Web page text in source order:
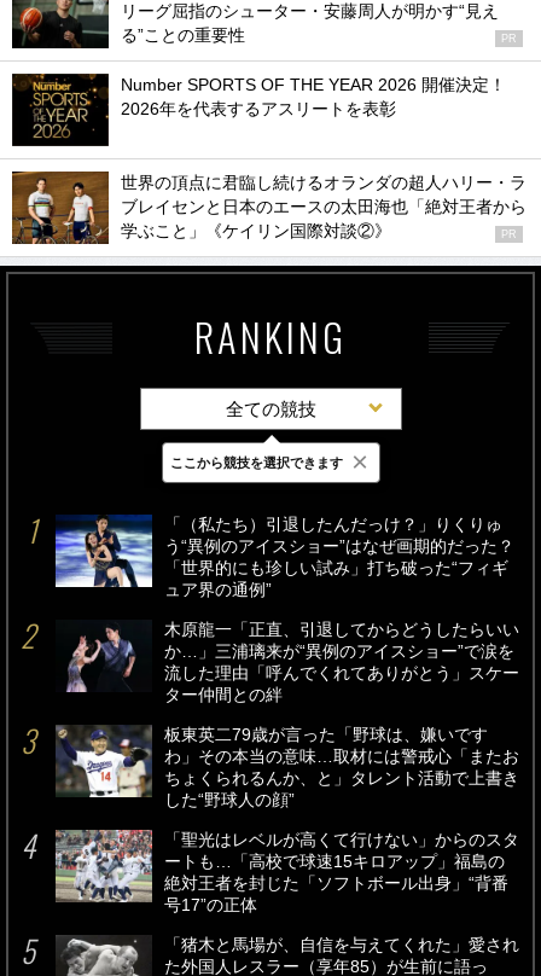
リーグ屈指のシューター・安藤周人が明かす“見え
る”ことの重要性
PR
Number SPORTS OF THE YEAR 2026 開催決定！
2026年を代表するアスリートを表彰
世界の頂点に君臨し続けるオランダの超人ハリー・ラ
ブレイセンと日本のエースの太田海也「絶対王者から
学ぶこと」《ケイリン国際対談②》
PR
RANKING
全ての競技
最新 24時間 週間
「（私たち）引退したんだっけ？」りくりゅ
う“異例のアイスショー”はなぜ画期的だった？
「世界的にも珍しい試み」打ち破った“フィギ
ュア界の通例”
木原龍一「正直、引退してからどうしたらいい
か…」三浦璃来が“異例のアイスショー”で涙を
流した理由「呼んでくれてありがとう」スケー
ター仲間との絆
板東英二79歳が言った「野球は、嫌いです
わ」その本当の意味…取材には警戒心「またお
ちょくられるんか、と」タレント活動で上書き
した“野球人の顔”
「聖光はレベルが高くて行けない」からのスタ
ートも…「高校で球速15キロアップ」福島の
絶対王者を封じた「ソフトボール出身」“背番
号17”の正体
「猪木と馬場が、自信を与えてくれた」愛され
た外国人レスラー（享年85）が生前に語っ
ここから競技を選択できます ×